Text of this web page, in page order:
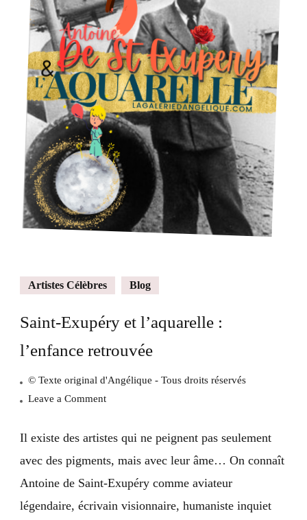
Artistes Célèbres Blog
Saint-Exupéry et l’aquarelle :
l’enfance retrouvée
© Texte original d'Angélique - Tous droits réservés
Leave a Commenton
Exupéry
:
l’enfance
Il existe des artistes qui ne peignent pas seulement
avec des pigments, mais avec leur âme… On connaît
Antoine de Saint-Exupéry comme aviateur
légendaire, écrivain visionnaire, humaniste inquiet